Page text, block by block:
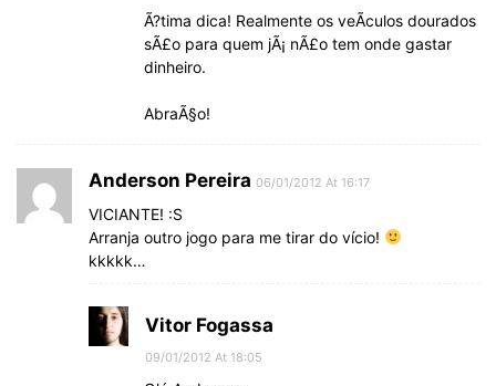
Ã?tima dica! Realmente os veÃ­culos dourados
sÃ£o para quem jÃ¡ nÃ£o tem onde gastar
dinheiro.
AbraÃ§o!
Anderson Pereira 06/01/2012 At 16:17
VICIANTE! :S
Arranja outro jogo para me tirar do vício!
kkkkk…
Vitor Fogassa
09/01/2012 At 18:05